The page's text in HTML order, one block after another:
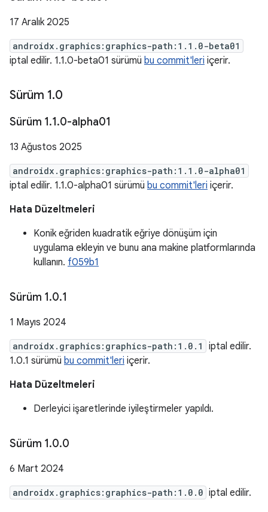
17 Aralık 2025
androidx.graphics:graphics-path:1.1.0-beta01
iptal edilir. 1.1.0-beta01 sürümü bu commit'leri içerir.
Sürüm 1.0
Sürüm 1.1.0-alpha01
13 Ağustos 2025
androidx.graphics:graphics-path:1.1.0-alpha01
iptal edilir. 1.1.0-alpha01 sürümü bu commit'leri içerir.
Hata Düzeltmeleri
Konik eğriden kuadratik eğriye dönüşüm için
uygulama ekleyin ve bunu ana makine platformlarında
kullanın. f059b1
Sürüm 1.0.1
1 Mayıs 2024
androidx.graphics:graphics-path:1.0.1
iptal edilir.
1.0.1 sürümü bu commit'leri içerir.
Hata Düzeltmeleri
Derleyici işaretlerinde iyileştirmeler yapıldı.
Sürüm 1.0.0
6 Mart 2024
androidx.graphics:graphics-path:1.0.0 iptal edilir.